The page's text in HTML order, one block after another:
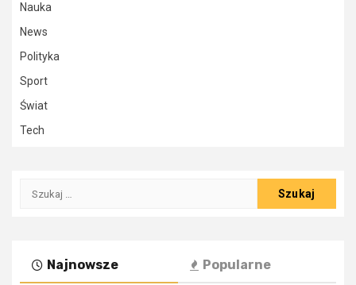
Nauka
News
Polityka
Sport
Świat
Tech
Szukaj:
Najnowsze Popularne